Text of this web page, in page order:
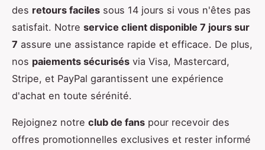
des retours faciles sous 14 jours si vous n'êtes pas
satisfait. Notre service client disponible 7 jours sur
7 assure une assistance rapide et efficace. De plus,
nos paiements sécurisés via Visa, Mastercard,
Stripe, et PayPal garantissent une expérience
d'achat en toute sérénité.
Rejoignez notre club de fans pour recevoir des
offres promotionnelles exclusives et rester informé